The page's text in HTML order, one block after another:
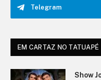
Telegram
EM CARTAZ NO TATUAPÉ
O